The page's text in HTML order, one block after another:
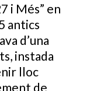
i Més” en
antics
d’una
instada
lloc
de